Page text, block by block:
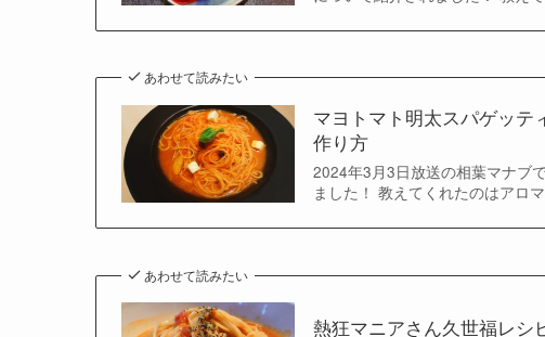
あわせて読みたい
マヨトマト明太スパゲッテ
作り方
2024年3月3日放送の相葉マナブ
ました！ 教えてくれたのはアロ
あわせて読みたい
熱狂マニアさん久世福レシ